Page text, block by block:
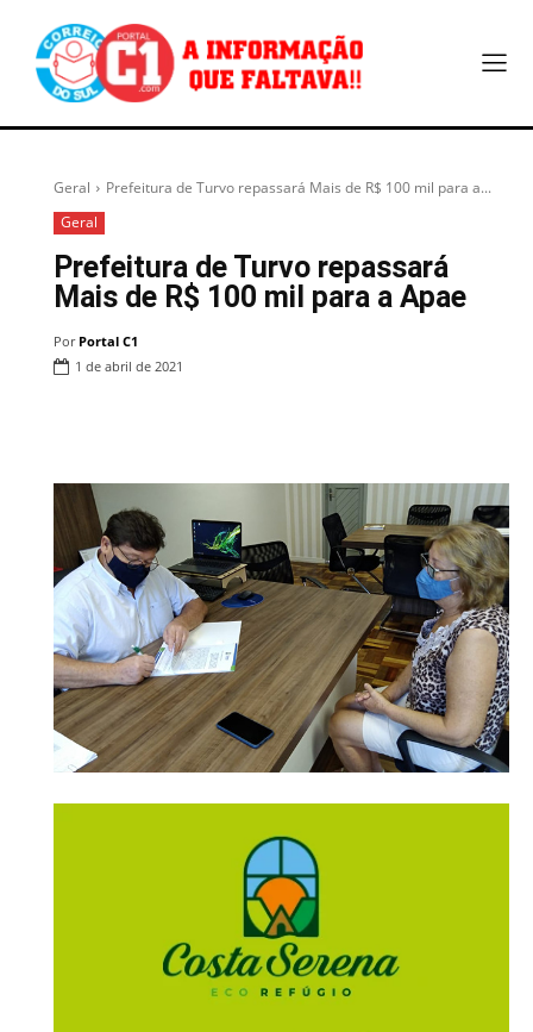
Geral
Prefeitura de Turvo repassará Mais de R$ 100 mil para a...
Geral
Prefeitura de Turvo repassará
Mais de R$ 100 mil para a Apae
Por Portal C1
1 de abril de 2021